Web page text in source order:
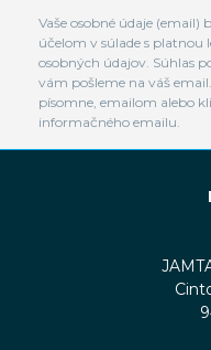
Vaše osobné údaje
účelom v súlade s platnou
osobných údajov. Súhlas
vám pošleme na váš
písomne, emailom alebo
informačného emailu.